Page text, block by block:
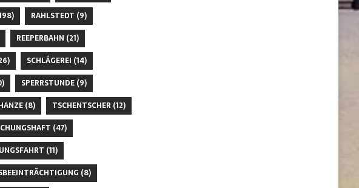
RAHLSTEDT (9)
REEPERBAHN (21)
SCHLÄGEREI (14)
SPERRSTUNDE(9)
(8) TSCHENTSCHER (12)
(47)
(11)
(8)